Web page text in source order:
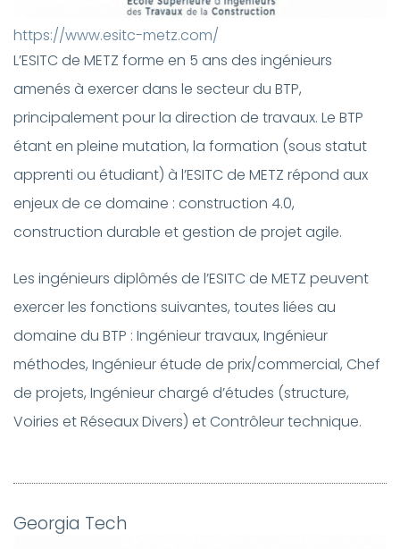
https://www.esitc-metz.com/
L’ESITC de METZ forme en 5 ans des ingénieurs
amenés à exercer dans le secteur du BTP,
principalement pour la direction de travaux. Le BTP
étant en pleine mutation, la formation (sous statut
apprenti ou étudiant) à l’ESITC de METZ répond aux
enjeux de ce domaine : construction 4.0,
construction durable et gestion de projet agile.
Les ingénieurs diplômés de l’ESITC de METZ peuvent
exercer les fonctions suivantes, toutes liées au
domaine du BTP : Ingénieur travaux, Ingénieur
méthodes, Ingénieur étude de prix/commercial, Chef
de projets, Ingénieur chargé d’études (structure,
Voiries et Réseaux Divers) et Contrôleur technique.
Georgia Tech